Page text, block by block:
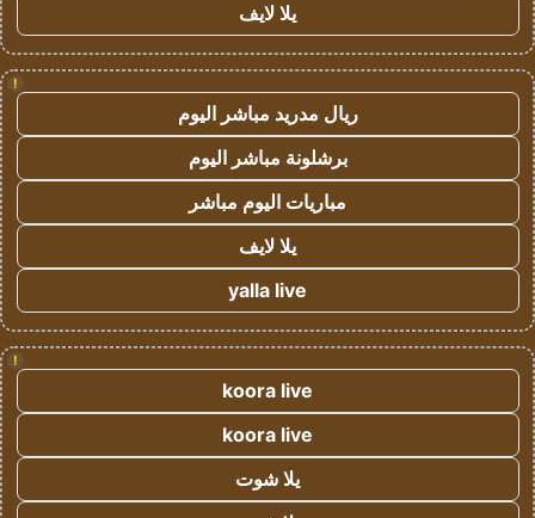
يلا لايف
!
ريال مدريد مباشر اليوم
برشلونة مباشر اليوم
مباريات اليوم مباشر
يلا لايف
yalla live
!
koora live
koora live
يلا شوت